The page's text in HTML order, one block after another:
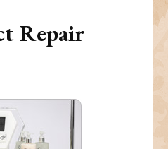
Repair